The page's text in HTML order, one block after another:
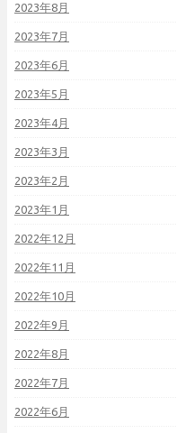
2023年8月
2023年7月
2023年6月
2023年5月
2023年4月
2023年3月
2023年2月
2023年1月
2022年12月
2022年11月
2022年10月
2022年9月
2022年8月
2022年7月
2022年6月